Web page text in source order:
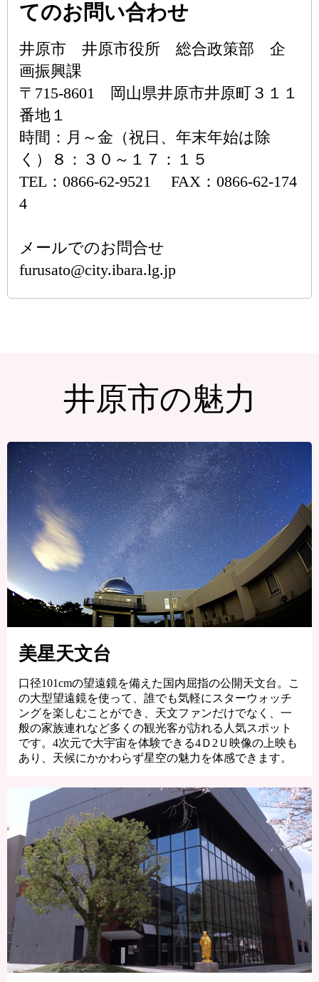
てのお問い合わせ
井原市 井原市役所 総合政策部 企
画振興課
〒715-8601 岡山県井原市井原町３１１
番地１
時間：月～金（祝日、年末年始は除
く）８：３０～１７：１５
TEL：0866-62-9521 FAX：0866-62-174
4
メールでのお問合せ
furusato@city.ibara.lg.jp
井原市の魅力
美星天文台
口径101cmの望遠鏡を備えた国内屈指の公開天文台。こ
の大型望遠鏡を使って、誰でも気軽にスターウォッチ
ングを楽しむことができ、天文ファンだけでなく、一
般の家族連れなど多くの観光客が訪れる人気スポット
です。4次元で大宇宙を体験できる4Ｄ2Ｕ映像の上映も
あり、天候にかかわらず星空の魅力を体感できます。